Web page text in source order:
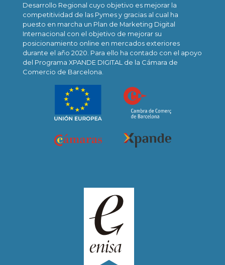
Desarrollo Regional cuyo objetivo es mejorar la
competitividad de las Pymes y gracias al cual ha
puesto en marcha un Plan de Marketing Digital
Internacional con el objetivo de mejorar su
posicionamiento online en mercados exteriores
durante el año 2020. Para ello ha contado con el apoyo
del Programa XPANDE DIGITAL de la Cámara de
Comercio de Barcelona.